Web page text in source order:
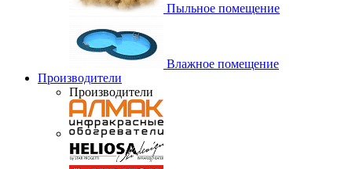
Пыльное помещение
Влажное помещение
Производители
Производители